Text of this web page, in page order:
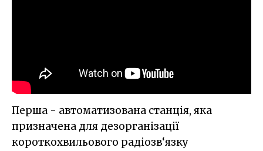
Перша - автоматизована станція, яка
призначена для дезорганізації
короткохвильового радіозв‘язку